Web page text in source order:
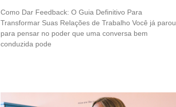
Como Dar Feedback: O Guia Definitivo Para
Transformar Suas Relações de Trabalho Você já parou
para pensar no poder que uma conversa bem
conduzida pode